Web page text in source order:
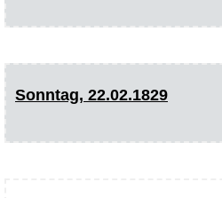
Sonntag, 22.02.1829